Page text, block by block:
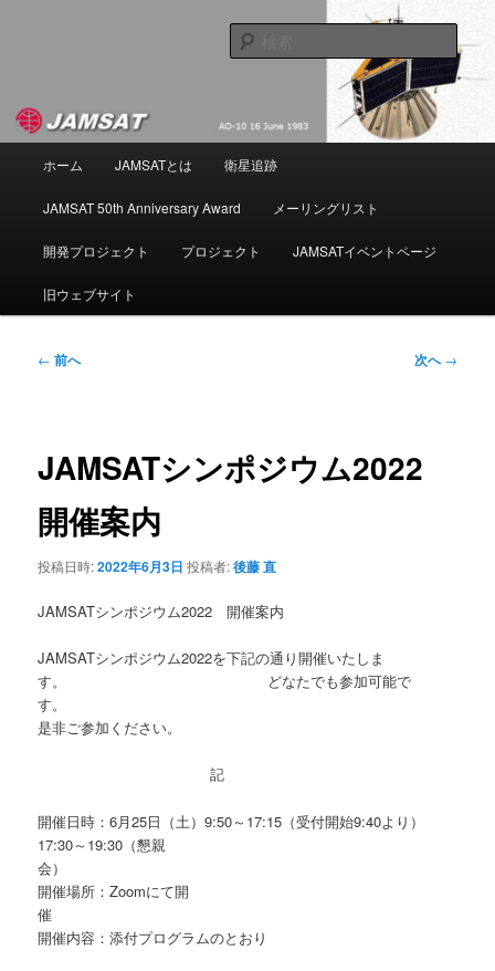
JAMSAT
索
ホーム JAMSATとは 衛星追跡
JAMSAT 50th Anniversary Award メーリングリスト
開発プロジェクト プロジェクト JAMSATイベントページ
旧ウェブサイト
投
ー
ョ
ン
← 前へ 次へ→
JAMSATシンポジウム2022
開催案内
投稿日時:2022年6月3日 投稿者:後藤 直
JAMSATシンポジウム2022 開催案内
JAMSATシンポジウム2022を下記の通り開催いたしま
す。 どなたでも参加可能で
す。
是非ご参加ください。
記
開催日時：6月25日（土）9:50～17:15（受付開始9:40より）
17:30～19:30（懇親
開催場所：Zoomにて開
催
開催内容：添付プログラムのとおり